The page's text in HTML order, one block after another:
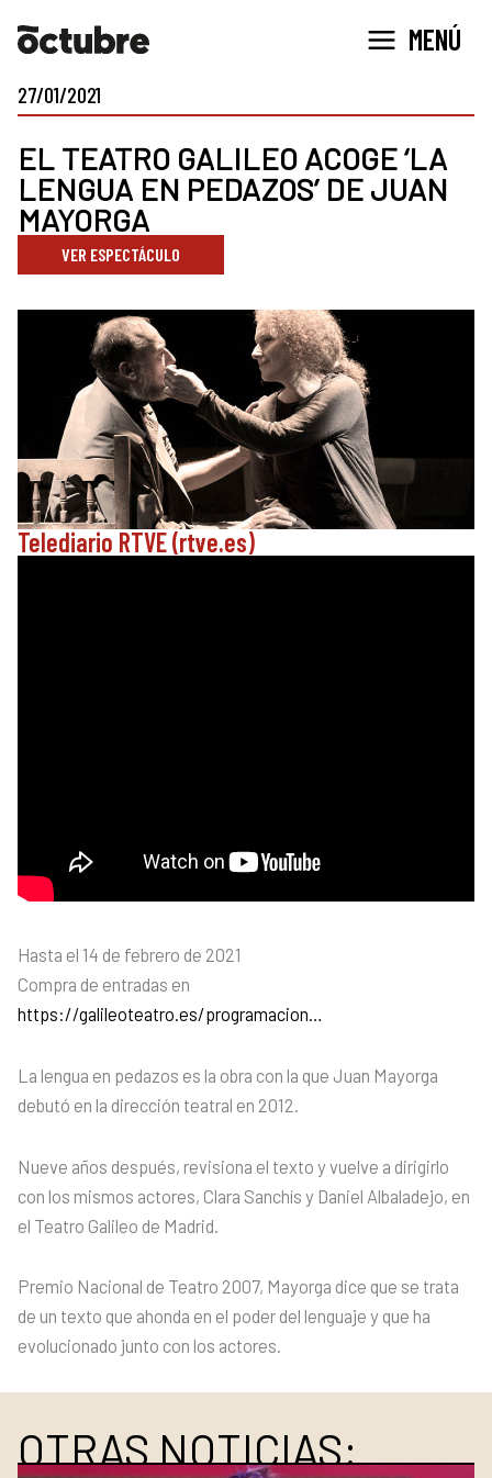
MENÚ
27/01/2021
EL TEATRO GALILEO ACOGE ‘LA
LENGUA EN PEDAZOS’ DE JUAN
MAYORGA
VER ESPECTÁCULO
Telediario RTVE (rtve.es)
Hasta el 14 de febrero de 2021
Compra de entradas en
https://galileoteatro.es/programacion…
La lengua en pedazos es la obra con la que Juan Mayorga
debutó en la dirección teatral en 2012.
Nueve años después, revisiona el texto y vuelve a dirigirlo
con los mismos actores, Clara Sanchís y Daniel Albaladejo, en
el Teatro Galileo de Madrid.
Premio Nacional de Teatro 2007, Mayorga dice que se trata
de un texto que ahonda en el poder del lenguaje y que ha
evolucionado junto con los actores.
OTRAS NOTICIAS: